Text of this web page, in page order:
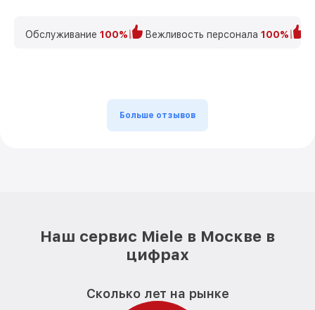
Обслуживание 100% Вежливость персонала 100%
Больше отзывов
Наш сервис Miele в Москве в
цифрах
Сколько лет на рынке